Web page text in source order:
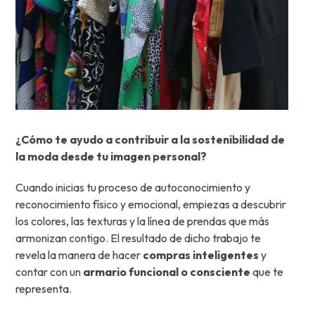
¿Cómo te ayudo a contribuir a la sostenibilidad de
la moda desde tu imagen personal?
Cuando inicias tu proceso de autoconocimiento y
reconocimiento físico y emocional, empiezas a descubrir
los colores, las texturas y la línea de prendas que más
armonizan contigo. El resultado de dicho trabajo te
revela la manera de hacer compras inteligentes y
contar con un armario funcional o consciente que te
representa.